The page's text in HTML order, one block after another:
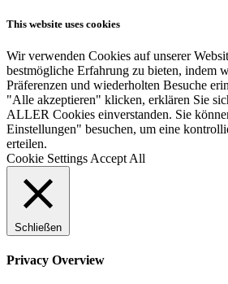
This website uses cookies
Wir verwenden Cookies auf unserer
bestmögliche Erfahrung zu bieten, indem
Präferenzen und wiederholten Besuche
"Alle akzeptieren" klicken, erklären Sie
ALLER Cookies einverstanden. Sie
Einstellungen" besuchen, um eine
erteilen.
Cookie Settings Accept All
Schließen
Privacy Overview